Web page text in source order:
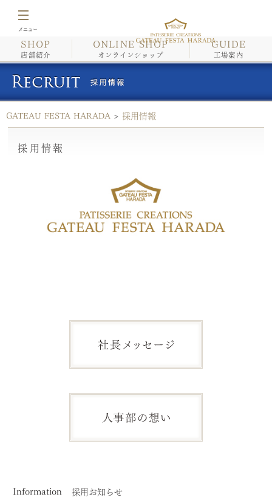
店舗紹介
オンラインショップ
工場案内
イベント情報・催事情報
SHOP
店舗紹介
ONLINE SHOP
オンラインショップ
GUIDE
工場案内
GATEAU FESTA HARADA > 採用情報
採用情報
Information採用お知らせ